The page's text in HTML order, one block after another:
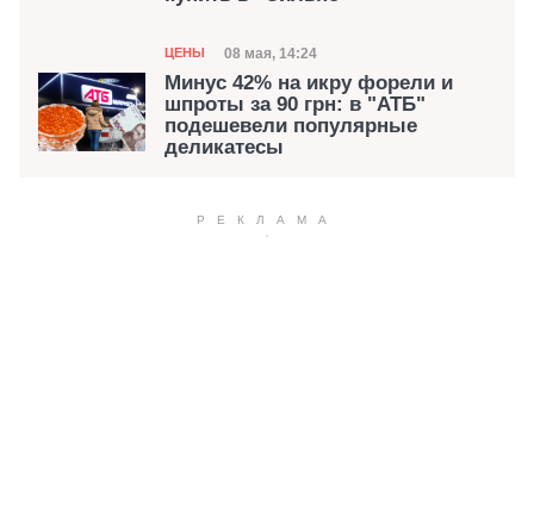
Категория
ЦЕНЫ Дата публикации
08 мая, 14:24
Минус 42% на икру форели и
шпроты за 90 грн: в "АТБ"
подешевели популярные
деликатесы